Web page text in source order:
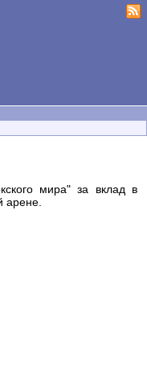
мира" за вклад в
арене.